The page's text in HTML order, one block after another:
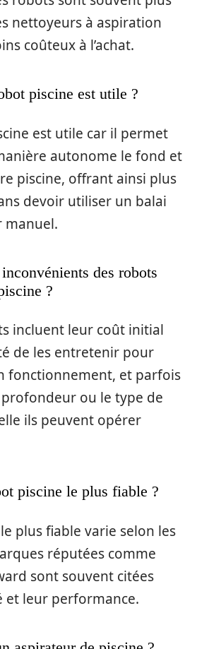
nettoyeurs à aspiration
coûteux à l’achat.
piscine est utile ?
est utile car il permet
autonome le fond et
piscine, offrant ainsi plus
devoir utiliser un balai
manuel.
des robots
?
incluent leur coût initial
de les entretenir pour
fonctionnement, et parfois
ou le type de
ils peuvent opérer
piscine le plus fiable ?
plus fiable varie selon les
réputées comme
sont souvent citées
et leur performance.